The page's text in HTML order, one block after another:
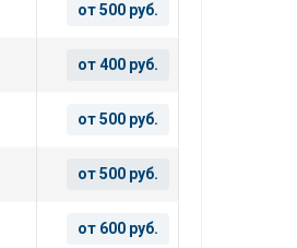
от 500 руб.
от 400 руб.
от 500 руб.
от 500 руб.
от 600 руб.